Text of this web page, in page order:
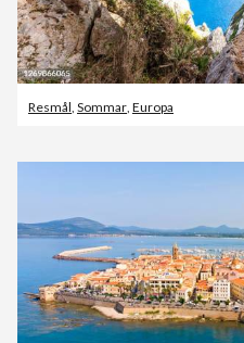
Resmål Sommar Europa